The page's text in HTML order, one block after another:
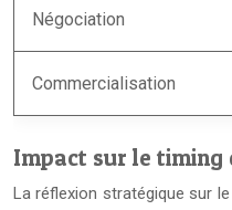
Négociation
Commercialisation
Impact sur le timing
La réflexion stratégique sur